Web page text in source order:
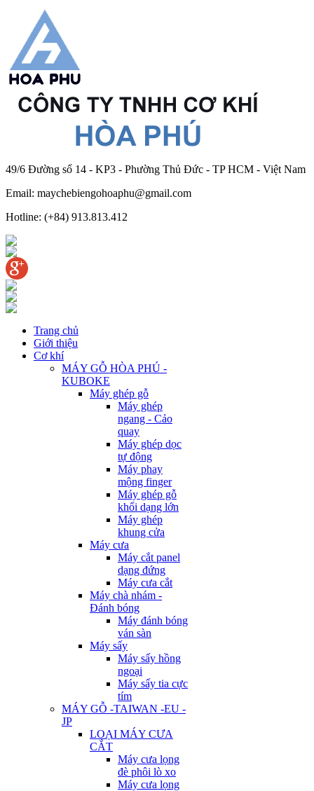
49/6 Đường số 14 - KP3 - Phường Thủ Đức - TP HCM - Việt Nam
Email: maychebiengohoaphu@gmail.com
Hotline: (+84) 913.813.412
Trang chủ
Giới thiệu
Cơ khí
MÁY GỖ HÒA PHÚ -
KUBOKE
Máy ghép gỗ
Máy ghép
ngang - Cảo
quay
Máy ghép dọc
tự động
Máy phay
mộng finger
Máy ghép gỗ
khối dạng lớn
Máy ghép
khung cửa
Máy cưa
Máy cắt panel
dạng đứng
Máy cưa cắt
Máy chà nhám -
Đánh bóng
Máy đánh bóng
ván sàn
Máy sấy
Máy sấy hồng
ngoại
Máy sấy tia cực
tím
MÁY GỖ -TAIWAN -EU -
JP
LOẠI MÁY CƯA
CẮT
Máy cưa lọng
đè phôi lò xo
Máy cưa lọng